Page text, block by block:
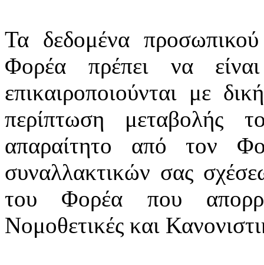
Τα δεδομένα
Φορέα πρέπει να
επικαιροποιούνται με
περίπτωση μεταβολής
απαραίτητο από τον
συναλλακτικών σας
του Φορέα που
Νομοθετικές και